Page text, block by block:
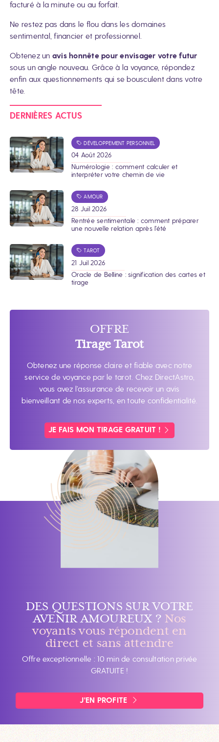
facturé à la minute ou au forfait.
Ne restez pas dans le flou dans les domaines
sentimental, financier et professionnel.
Obtenez un avis honnête pour envisager votre futur
sous un angle nouveau. Grâce à la voyance, répondez
enfin aux questionnements qui se bousculent dans votre
tête.
DERNIÈRES ACTUS
DÉVELOPPEMENT PERSONNEL
04 Août 2026
Numérologie : comment calculer et
interpréter votre chemin de vie
AMOUR
28 Juil 2026
Rentrée sentimentale : comment préparer
une nouvelle relation après l’été
TAROT
21 Juil 2026
Oracle de Belline : signification des cartes et
tirage
OFFRE
Tirage Tarot
Obtenez une réponse claire et fiable avec notre
service de voyance par le tarot. Chez DirectAstro,
vous avez l’assurance de recevoir un avis
bienveillant de nos experts, en toute confidentialité.
JE FAIS MON TIRAGE GRATUIT !
DES QUESTIONS SUR VOTRE
AVENIR AMOUREUX ? Nos
voyants vous répondent en
direct et sans attendre
Offre exceptionnelle : 10 min de consultation privée
GRATUITE !
J'EN PROFITE